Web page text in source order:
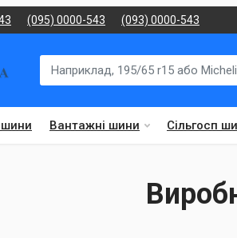
(095) 0000-543 (093) 0000-543
Вантажні шини Сільгосп